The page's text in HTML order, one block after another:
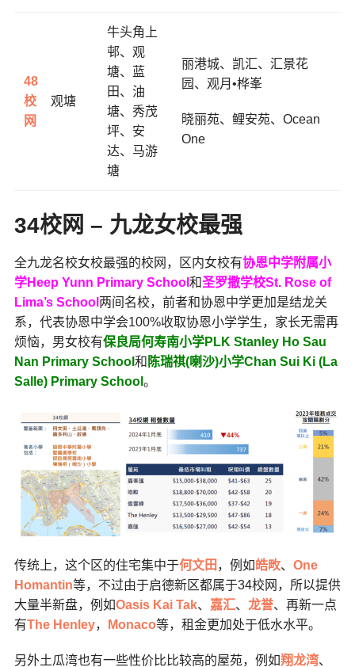
48
校
网
观塘
牛头角上
邨、观
塘、蓝
田、油
塘、秀茂
坪、安
达、马游
塘
丽港城、 凯汇、 汇景花
园、 观月•桦峯
晓丽苑、 鲤安苑、 Ocean
One
34校网 – 九龙女校最强
全九龙名校女校最强的校网，区内女校有协恩中学附属小
学Heep Yunn Primary School 和圣罗撒学校St. Rose of
Lima’s School 两间名校，前者和协恩中学更加是结龙关
系，代表协恩中学会100%收取协恩小学学生，家长无需再
烦恼，男女校有保良局何寿南小学PLK Stanley Ho Sau
Nan Primary School 和 陈瑞祺(喇沙)小学Chan Sui Ki (La
Salle) Primary School 。
传统上，这个区的住宅集中于何文田 ，例如皓畋、 One
Homantin等，不过由于启德新区都属于34校网，所以提供
大量半新盘，例如Oasis Kai Tak、 嘉汇、 龙誉、再新一点
有The Henley， Monaco等，租金更加处于低水水平。
另外土瓜湾也有一些性价比比较高的屋苑，例如翔龙湾、